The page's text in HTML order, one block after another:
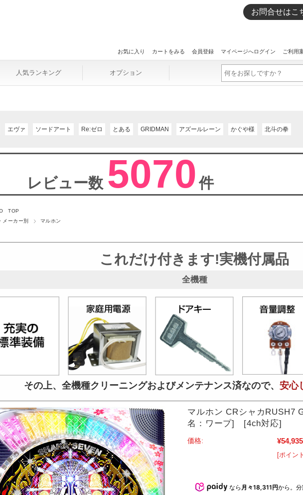
お問合せはこ
お気に入り カートをみる 会員登録 マイページへログイン ご利用
人気ランキング オプション
エヴァ ソードアート Re:ゼロ とある GRIDMAN アズールレーン かぐや様 北斗の拳
レビュー数 5070件
TOP
メーカー別
マルホン
これだけ付きます!実機付属品
全機種
その上、全機種クリーニングおよびメンテナンス済なので、 安心
マルホン CRシャカ
名：ワープ] [4ch対応]
価格: ¥54,935
[ポイン
なら 月々18,311円から。